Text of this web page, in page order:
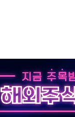
가짜뉴스…법적 조치"
룹 역량 결집해야"